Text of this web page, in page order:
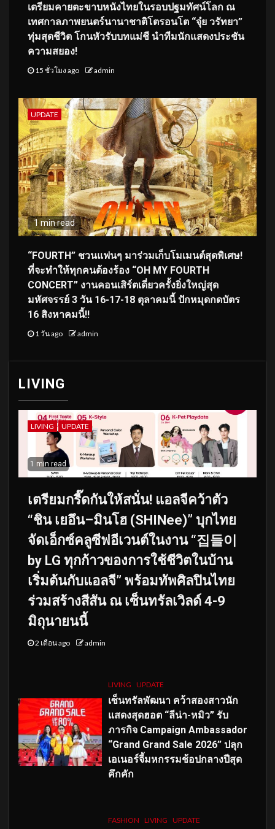
เตรียมคายตะขาบหนังไทยในรอบปฐมทัศน์โลก ณ
เทศกาลภาพยนตร์นานาชาติโตรอนโต “จุ๋ย วรัทยา”
ทุ่มสุดชีวิต โกนหัวรับบทแม่ชี นำทีมนักแสดงประชัน
ความสยอง!
15 ชั่วโมง ago admin
UPDATE
1 min read
“FOURTH” ชวนแฟนๆ มาร่วมเก็บโมเมนต์สุดพิเศษ!
ที่จะทำให้ทุกคนต้องร้อง “OH MY FOURTH
CONCERT” งานคอนเสิร์ตเดี่ยวครั้งยิ่งใหญ่สุด
มหัศจรรย์ 3 วัน 16-17-18 ตุลาคมนี้ ปักหมุดกดบัตร
16 สิงหาคมนี้!!
1 วัน ago admin
LIVING
LIVING UPDATE
1 min read
เตรียมกรี๊ดกันให้สนั่น! แอลจีคว้าตัว
“ชิน เยอึน–มินโฮ (SHINee)” บุกไทย
จัดเอ็กซ์คลูซีฟอีเวนต์ในงาน “집들이
by LG ทุกก้าวของการใช้ชีวิตในบ้าน
เริ่มต้นกับแอลจี” พร้อมทัพศิลปินไทย
ร่วมสร้างสีสัน ณ เซ็นทรัลเวิลด์ 4-9
มิถุนายนนี้
2 เดือน ago admin
LIVING UPDATE
เซ็นทรัลพัฒนา คว้าสองสาวนัก
แสดงสุดฮอต “ลีน่า-หมิว” รับ
ภารกิจ Campaign Ambassador
“Grand Grand Sale 2026” ปลุก
เอเนอร์จี้มหกรรมช้อปกลางปีสุด
คึกคัก
FASHION LIVING UPDATE